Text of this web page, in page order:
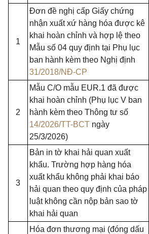
1
Đơn đề nghị cấp Giấy chứng
nhận xuất xứ hàng hóa được kê
khai hoàn chỉnh và hợp lệ theo
Mẫu số 04 quy định tại Phụ lục
ban hành kèm theo Nghị định
31/2018/NĐ-CP
2
Mẫu C/O mẫu EUR.1 đã được
khai hoàn chỉnh (Phụ lục V ban
hành kèm theo Thông tư số
14/2026/TT-BCT ngày
25/3/2026)
3
Bản in tờ khai hải quan xuất
khẩu. Trường hợp hàng hóa
xuất khẩu không phải khai báo
hải quan theo quy định của pháp
luật không cần nộp bản sao tờ
khai hải quan
Hóa đơn thương mại (đóng dấu